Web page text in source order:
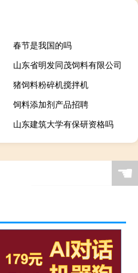
春节是我国的吗
山东省明发同茂饲料有限公司
猪饲料粉碎机搅拌机
饲料添加剂产品招聘
山东建筑大学有保研资格吗
☚